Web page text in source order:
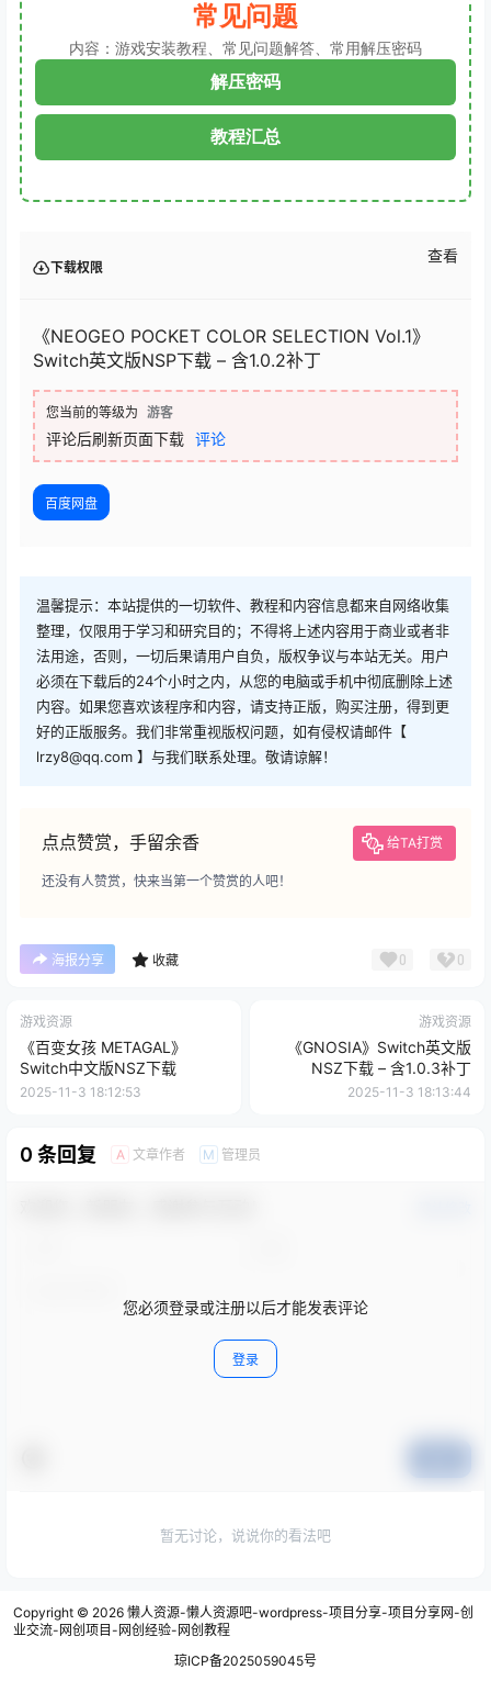
常见问题
内容：游戏安装教程、常见问题解答、常用解压密码
解压密码
教程汇总
下载权限
查看
《NEOGEO POCKET COLOR SELECTION Vol.1》
Switch英文版NSP下载 – 含1.0.2补丁
您当前的等级为 游客
评论后刷新页面下载 评论
百度网盘
温馨提示：本站提供的一切软件、教程和内容信息都来自网络收集
整理，仅限用于学习和研究目的；不得将上述内容用于商业或者非
法用途，否则，一切后果请用户自负，版权争议与本站无关。用户
必须在下载后的24个小时之内，从您的电脑或手机中彻底删除上述
内容。如果您喜欢该程序和内容，请支持正版，购买注册，得到更
好的正版服务。我们非常重视版权问题，如有侵权请邮件【
lrzy8@qq.com 】与我们联系处理。敬请谅解！
点点赞赏，手留余香 给TA打赏
还没有人赞赏，快来当第一个赞赏的人吧！
海报分享 收藏 0 0
游戏资源
《百变女孩 METAGAL》
Switch中文版NSZ下载
2025-11-3 18:12:53
游戏资源
《GNOSIA》Switch英文版
NSZ下载 – 含1.0.3补丁
2025-11-3 18:13:44
0 条回复 A 文章作者 M 管理员
您必须登录或注册以后才能发表评论
登录
暂无讨论，说说你的看法吧
Copyright © 2026 懒人资源-懒人资源吧-wordpress-项目分享-项目分享网-创
业交流-网创项目-网创经验-网创教程
琼ICP备2025059045号